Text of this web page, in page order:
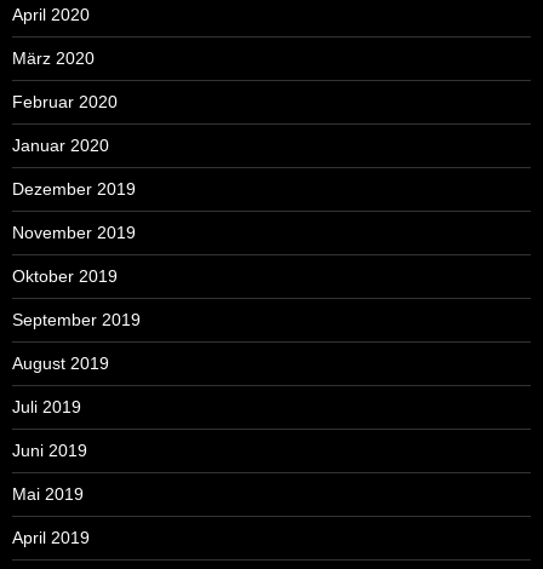
April 2020
März 2020
Februar 2020
Januar 2020
Dezember 2019
November 2019
Oktober 2019
September 2019
August 2019
Juli 2019
Juni 2019
Mai 2019
April 2019